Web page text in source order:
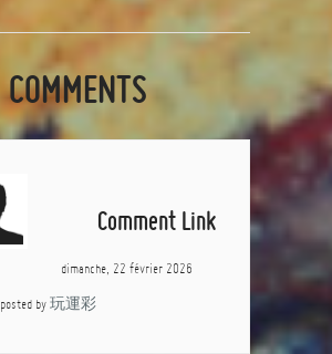
COMMENTS
Comment Link
dimanche, 22 février 2026
posted by 玩運彩